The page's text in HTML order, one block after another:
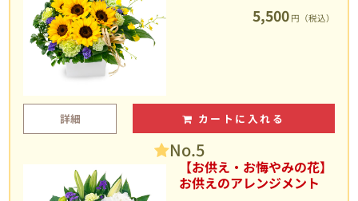
5,500 円（税込）
詳細 カートに入れる
No.5
【お供え・お悔やみの花】
お供えのアレンジメント